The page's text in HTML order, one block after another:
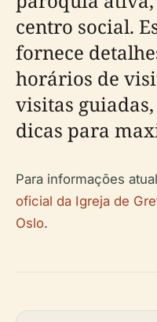
centro social.
fornece
horários de
visitas
dicas para
Para informações
oficial da Igreja de
Oslo.